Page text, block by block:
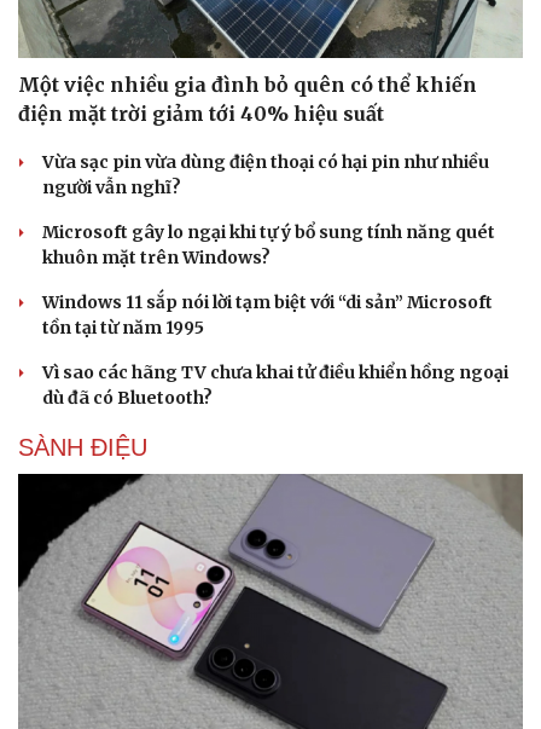
Sức khỏe
Cây thuốc
Sản phụ khoa
Nam khoa
Làm đẹp - giảm cân
Phòng mạch online
Ăn sạch sống khỏe
Đời sống
Blog
Một việc nhiều gia đình bỏ quên có thể khiến
điện mặt trời giảm tới 40% hiệu suất
Vừa sạc pin vừa dùng điện thoại có hại pin như nhiều
người vẫn nghĩ?
Microsoft gây lo ngại khi tự ý bổ sung tính năng quét
khuôn mặt trên Windows?
Windows 11 sắp nói lời tạm biệt với “di sản” Microsoft
tồn tại từ năm 1995
Vì sao các hãng TV chưa khai tử điều khiển hồng ngoại
dù đã có Bluetooth?
SÀNH ĐIỆU